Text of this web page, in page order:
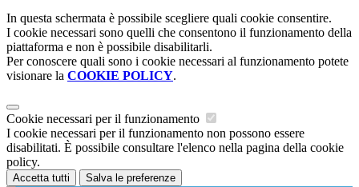
In questa schermata è possibile scegliere quali cookie consentire.
I cookie necessari sono quelli che consentono il funzionamento della
piattaforma e non è possibile disabilitarli.
Per conoscere quali sono i cookie necessari al funzionamento potete
visionare la COOKIE POLICY.
Cookie necessari per il funzionamento
I cookie necessari per il funzionamento non possono essere
disabilitati. È possibile consultare l'elenco nella pagina della cookie
policy.
Accetta tutti Salva le preferenze